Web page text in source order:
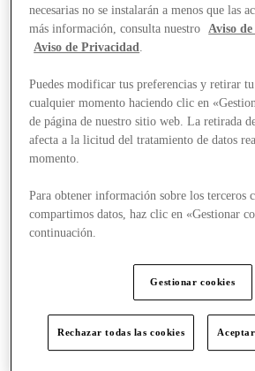
Offers
necesarias no se instalarán a menos que las
más información, consulta nuestro
Aviso
Aviso de Privacidad.
Puedes modificar tus preferencias y retirar
cualquier momento haciendo clic en
de página de nuestro sitio web. La retirada
afecta a la licitud del tratamiento de datos
momento.
Para obtener información sobre los terceros
compartimos datos, haz clic en «Gestionar
continuación.
Gestionar cookies
Rechazar todas las cookies